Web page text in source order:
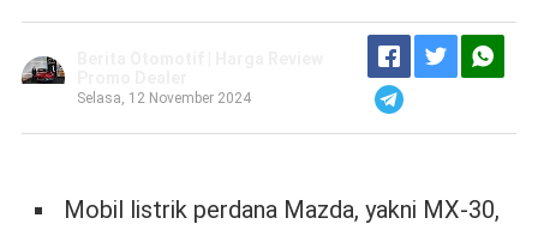
Selasa, 12 November 2024
Mobil listrik perdana Mazda, yakni MX-30,